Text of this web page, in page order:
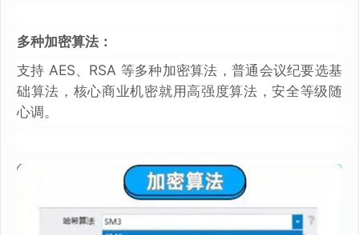
多种加密算法：
支持 AES、RSA 等多种加密算法，普通会议纪要选基
础算法，核心商业机密就用高强度算法，安全等级随
心调。